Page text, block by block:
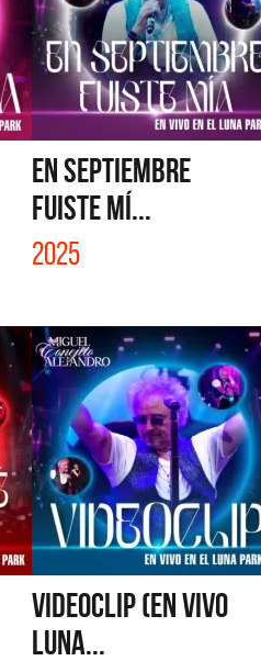
EN SEPTIEMBRE
FUISTE MÍ...
2025
VIDEOCLIP (EN VIVO
LUNA...